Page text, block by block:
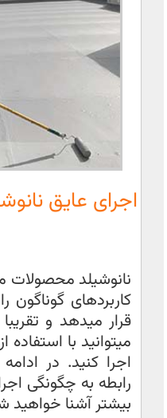
اجرای عایق
نانوشیلد محصولات
کاربردهای گوناگون
قرار میدهد و
میتوانید با
اجرا کنید. در
رابطه به چگونگی
بیشتر آشنا خواهید